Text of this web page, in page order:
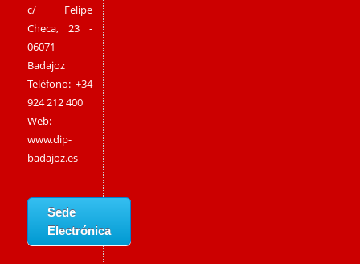
c/ Felipe
Checa, 23 -
06071
Badajoz
Teléfono: +34
924 212 400
Web:
www.dip-
badajoz.es
Sede
Electrónica